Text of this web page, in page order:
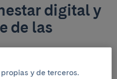
digital y
de las
y de terceros.